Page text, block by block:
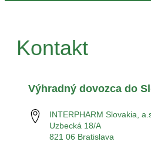
Kontakt
Výhradný dovozca do
INTERPHARM Slovakia,
Uzbecká 18/A
821 06 Bratislava